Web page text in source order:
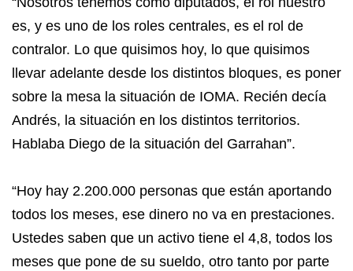
es, y es uno de los roles centrales, es el rol de
contralor. Lo que quisimos hoy, lo que quisimos
llevar adelante desde los distintos bloques, es poner
sobre la mesa la situación de IOMA. Recién decía
Andrés, la situación en los distintos territorios.
Hablaba Diego de la situación del Garrahan”.
“Hoy hay 2.200.000 personas que están aportando
todos los meses, ese dinero no va en prestaciones.
Ustedes saben que un activo tiene el 4,8, todos los
meses que pone de su sueldo, otro tanto por parte